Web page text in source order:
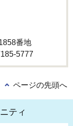
番地
5777
ページの先頭へ
ティ